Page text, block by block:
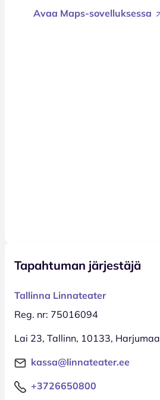
Avaa Maps-sovelluksessa
Tapahtuman järjestäjä
Tallinna Linnateater
Reg. nr: 75016094
Lai 23, Tallinn, 10133, Harjumaa
kassa@linnateater.ee
+3726650800